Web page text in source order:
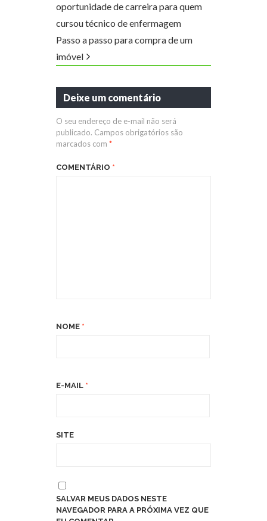
oportunidade de carreira para quem
cursou técnico de enfermagem
Passo a passo para compra de um
imóvel
Deixe um comentário
O seu endereço de e-mail não será
publicado. Campos obrigatórios são
marcados com *
COMENTÁRIO *
NOME *
E-MAIL *
SITE
SALVAR MEUS DADOS NESTE
NAVEGADOR PARA A PRÓXIMA VEZ QUE